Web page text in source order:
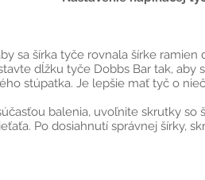
sa šírka tyče rovnala šírke
dĺžku tyče Dobbs Bar tak,
stúpatka. Je lepšie mať tyč o
balenia, uvoľnite skrutky
Po dosiahnutí správnej šírky,